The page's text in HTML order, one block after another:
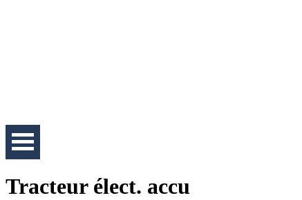
Tracteur élect. accu